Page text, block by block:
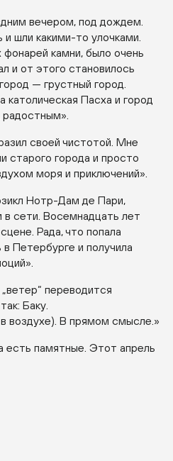
вечером, под дождем.
и шли какими-то улочками.
камни, было очень
и от этого становилось
— грустный город.
Пасха и город
своей чистотой. Мне
старого города и просто
моря и приключений».
Нотр-Дам де Пари,
сети. Восемнадцать лет
Рада, что попала
в Петербурге и получила
переводится
Баку.
воздухе). В прямом смысле.»
есть памятные. Этот апрель